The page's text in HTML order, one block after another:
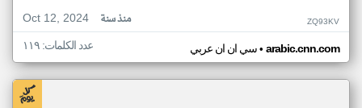
Oct 12, 2024
منذ سنة ZQ93KV
سي ان ان عربي• arabic.cnn.com عدد الكلمات: ١١٩